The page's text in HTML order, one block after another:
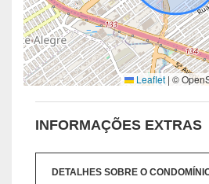
Leaflet | ©
INFORMAÇÕES EXTRAS
DETALHES SOBRE O